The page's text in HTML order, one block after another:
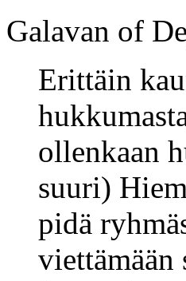
Galavan of
Erittäin
ollenkaan
suuri)
pidä
viettämään